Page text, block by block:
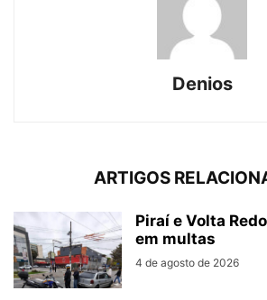
Denios
ARTIGOS
Piraí e Volta
em multas
4 de agosto de 2026